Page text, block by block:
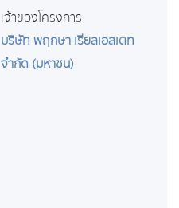
เจ้าของโครงการ
บริษัท พฤกษา เรียลเอสเตท
จำกัด (มหาชน)